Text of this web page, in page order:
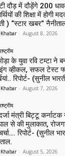
दौड़ में दौड़ेंगे 200
की शिक्षा में होगी
) “स्टार खबर”
- August 8, 2026
के युवा रवि टम्टा ने
व्हीकल, सफल टेस्ट
रिपोर्ट- (सुनील
- August 7, 2026
दर्जा मंत्री बिट्टू
से की मुलाकात,
रिपोर्ट- (सुनील
- August 5, 2026